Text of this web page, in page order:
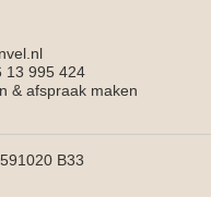
13 995 424
& afspraak maken
B33